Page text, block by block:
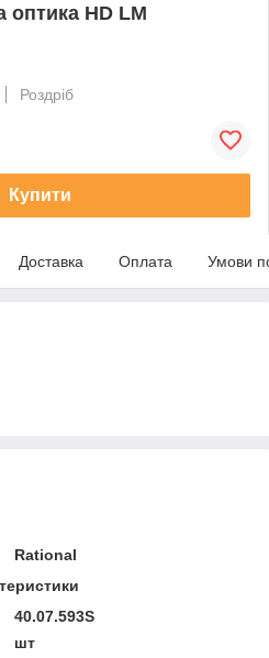
оптика HD LM
Роздріб
Купити
Доставка Оплата Умови
Rational
40.07.593S
шт